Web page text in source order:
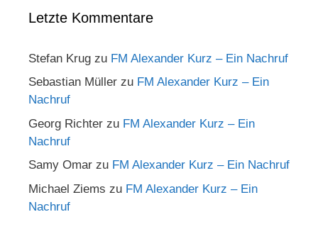
Letzte Kommentare
Stefan Krug zu FM Alexander Kurz – Ein Nachruf
Sebastian Müller zu FM Alexander Kurz – Ein
Nachruf
Georg Richter zu FM Alexander Kurz – Ein
Nachruf
Samy Omar zu FM Alexander Kurz – Ein Nachruf
Michael Ziems zu FM Alexander Kurz – Ein
Nachruf